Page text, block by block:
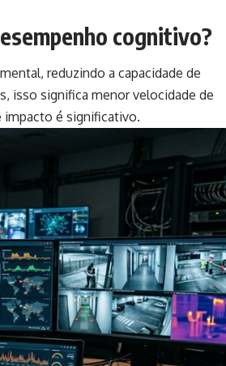
cognitivo?
reduzindo a capacidade de
isso significa menor velocidade de
impacto é significativo.